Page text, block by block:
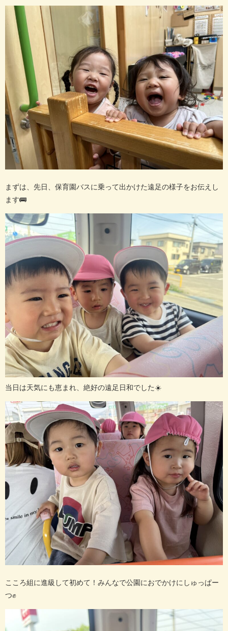
まずは、先日、保育園バスに乗って出かけた遠足の様子をお伝えし
ます🚌
当日は天気にも恵まれ、絶好の遠足日和でした☀️
こころ組に進級して初めて！みんなで公園におでかけにしゅっぱー
つ✊